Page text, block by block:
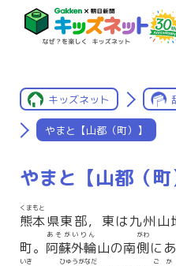
キッズネット
やまと【山都（町）】
やまと【山都（町
熊本
くまもと
県東部，東は九州山
町。 阿蘇外輪
あそがいりん
山の南側
がわ
に
いき ひゅうがなだ ごか